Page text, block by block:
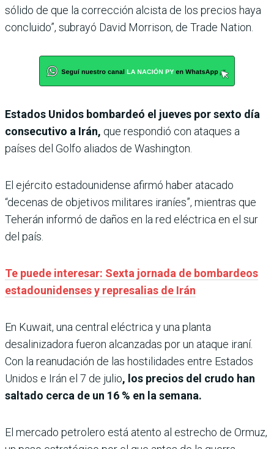
sólido de que la corrección alcista de los precios haya
concluido”, subrayó David Morrison, de Trade Nation.
Estados Unidos bombardeó el jueves por sexto día
consecutivo a Irán, que respondió con ataques a
países del Golfo aliados de Washington.
El ejército estadounidense afirmó haber atacado
“decenas de objetivos militares iraníes”, mientras que
Teherán informó de daños en la red eléctrica en el sur
del país.
Te puede interesar: Sexta jornada de bombardeos
estadounidenses y represalias de Irán
En Kuwait, una central eléctrica y una planta
desalinizadora fueron alcanzadas por un ataque iraní.
Con la reanudación de las hostilidades entre Estados
Unidos e Irán el 7 de julio, los precios del crudo han
saltado cerca de un 16 % en la semana.
El mercado petrolero está atento al estrecho de Ormuz,